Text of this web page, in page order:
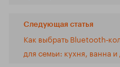
Следующая статья
Как выбрать
для семьи: кухня, ванна и